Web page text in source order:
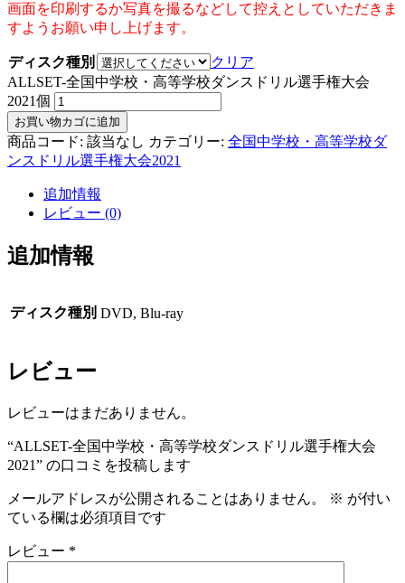
画面を印刷するか写真を撮るなどして控えとしていただきま
すようお願い申し上げます。
ディスク種別
クリア
ALLSET-全国中学校・高等学校ダンスドリル選手権大会
2021個
お買い物カゴに追加
商品コード: 該当なし カテゴリー: 全国中学校・高等学校ダ
ンスドリル選手権大会2021
追加情報
レビュー (0)
追加情報
ディスク種別 DVD, Blu-ray
レビュー
レビューはまだありません。
“ALLSET-全国中学校・高等学校ダンスドリル選手権大会
2021” の口コミを投稿します
メールアドレスが公開されることはありません。 ※ が付い
ている欄は必須項目です
レビュー *